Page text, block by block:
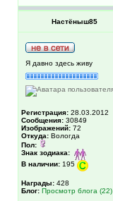
Настёныш85
Я давно здесь живу
Регистрация: 28.03.2012
Сообщения: 30849
Изображений: 72
Откуда: Вологда
Пол:
Знак зодиака:
В наличии: 195
Награды: 428
Блог: Просмотр блога (22)